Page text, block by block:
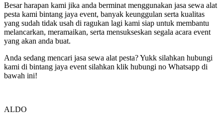
Besar harapan kami jika anda berminat menggunakan jasa sewa alat
pesta kami bintang jaya event, banyak keunggulan serta kualitas
yang sudah tidak usah di ragukan lagi kami siap untuk membantu
melancarkan, meramaikan, serta mensukseskan segala acara event
yang akan anda buat.
Anda sedang mencari jasa sewa alat pesta? Yukk silahkan hubungi
kami di bintang jaya event silahkan klik hubungi no Whatsapp di
bawah ini!
ALDO